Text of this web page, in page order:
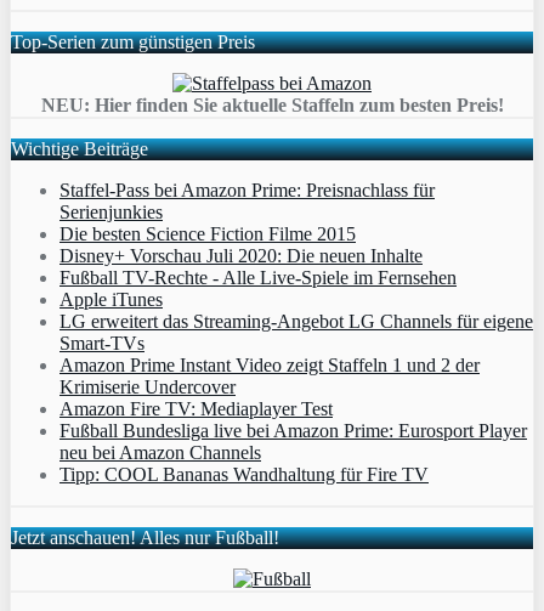
Top-Serien zum günstigen Preis
NEU: Hier finden Sie aktuelle Staffeln zum besten Preis!
Wichtige Beiträge
Staffel-Pass bei Amazon Prime: Preisnachlass für
Serienjunkies
Die besten Science Fiction Filme 2015
Disney+ Vorschau Juli 2020: Die neuen Inhalte
Fußball TV-Rechte - Alle Live-Spiele im Fernsehen
Apple iTunes
LG erweitert das Streaming-Angebot LG Channels für eigene
Smart-TVs
Amazon Prime Instant Video zeigt Staffeln 1 und 2 der
Krimiserie Undercover
Amazon Fire TV: Mediaplayer Test
Fußball Bundesliga live bei Amazon Prime: Eurosport Player
neu bei Amazon Channels
Tipp: COOL Bananas Wandhaltung für Fire TV
Jetzt anschauen! Alles nur Fußball!